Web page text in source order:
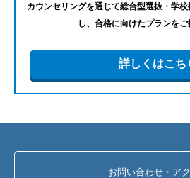
カウンセリングを通じて総合型選抜・学
し、合格に向けたプランをご
詳しくはこち
お問い合わせ・ア